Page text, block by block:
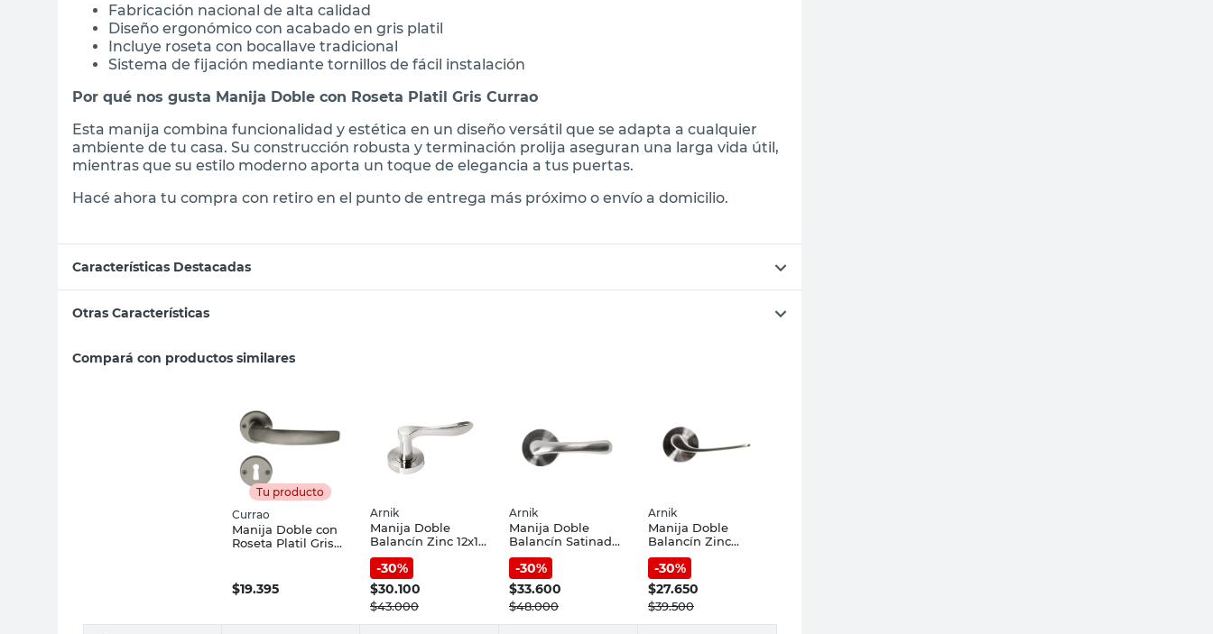
Fabricación nacional de alta calidad
Diseño ergonómico con acabado en gris platil
Incluye roseta con bocallave tradicional
Sistema de fijación mediante tornillos de fácil instalación
Por qué nos gusta Manija Doble con Roseta Platil Gris Currao
Esta manija combina funcionalidad y estética en un diseño versátil que se adapta a cualquier
ambiente de tu casa. Su construcción robusta y terminación prolija aseguran una larga vida útil,
mientras que su estilo moderno aporta un toque de elegancia a tus puertas.
Hacé ahora tu compra con retiro en el punto de entrega más próximo o envío a domicilio.
Características Destacadas
Otras Características
Compará con productos similares
Tu producto
Currao
Manija Doble con
Roseta Platil Gris
$19.395
Arnik
Manija Doble
Balancín Zinc 12x12
Cm Satín Arnik
-30%
$30.100
$43.000
Arnik
Manija Doble
Balancín Satinado
Gris Arnik
-30%
$33.600
$48.000
Arnik
Manija Doble
Balancín Zinc
12x12x20 Cm
Satinado Arnik
-30%
$27.650
$39.500